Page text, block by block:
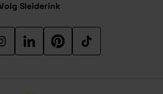
Sleiderink